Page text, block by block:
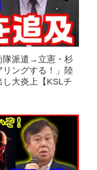
隊派遣→立憲・杉
ングする！」陸
大炎上【KSLチ